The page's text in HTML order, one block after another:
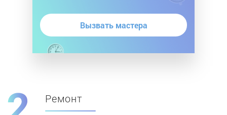
Вызвать мастера
Ремонт